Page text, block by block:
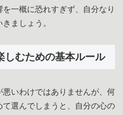
一概に恐れすぎず、自分なり
ましょう。
しむための基本ルール
いわけではありませんが、何
て選んでしまうと、自分の心の